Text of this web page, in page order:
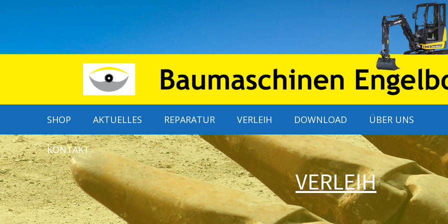
SHOP AKTUELLES REPARATUR VERLEIH DOWNLOAD ÜBER UNS
KONTAKT
VERLEIH